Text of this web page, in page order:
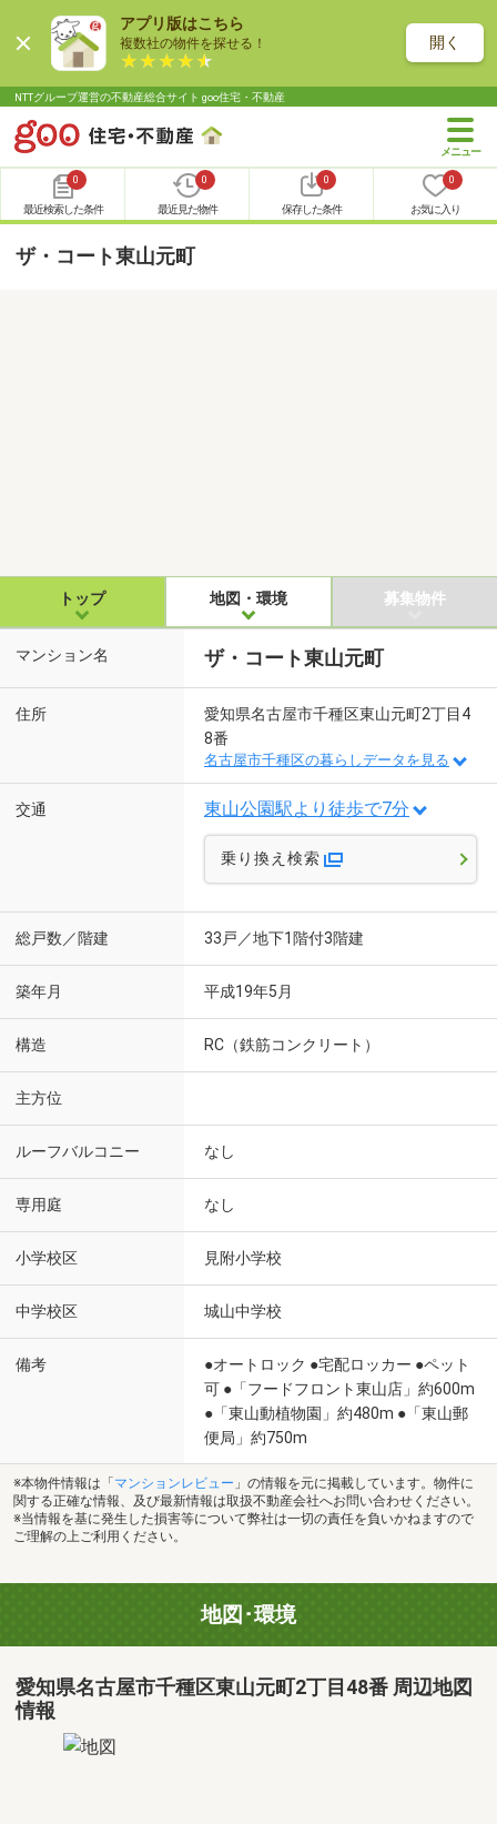
アプリ版はこちら
複数社の物件を探せる！ 開く
NTTグループ運営の不動産総合サイト goo住宅・不動産
0
最近検索した条件
0
最近見た物件
0
保存した条件
0
お気に入り
ザ・コート東山元町
トップ 地図・環境 募集物件
マンション名 ザ・コート東山元町
住所
愛知県名古屋市千種区東山元町2丁目4
8番
名古屋市千種区の暮らしデータを見る
交通 東山公園駅より徒歩で7分
乗り換え検索
総戸数／階建 33戸／地下1階付3階建
築年月 平成19年5月
構造 RC（鉄筋コンクリート）
主方位
ルーフバルコニー なし
専用庭 なし
小学校区 見附小学校
中学校区 城山中学校
備考
●オートロック ●宅配ロッカー ●ペット
可 ●「フードフロント東山店」約600m
●「東山動植物園」約480m ●「東山郵
便局」約750m
※本物件情報は「 マンションレビュー 」の情報を元に掲載しています。物件に
関する正確な情報、及び最新情報は取扱不動産会社へお問い合わせください。
※当情報を基に発生した損害等について弊社は一切の責任を負いかねますので
ご理解の上ご利用ください。
地図･環境
愛知県名古屋市千種区東山元町2丁目48番 周辺地図
情報